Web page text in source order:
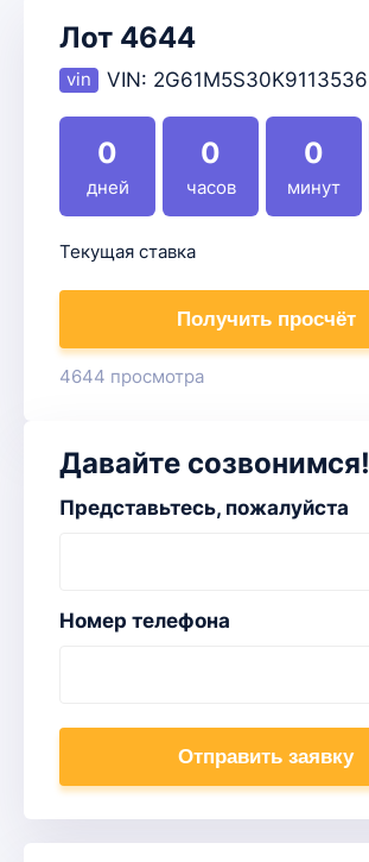
Лот 4644
VIN: 2G61M5S30K9113536
0
дней
0
часов
0
минут
Текущая ставка
Получить просчёт
4644 просмотра
Давайте созвонимся!
Представьтесь, пожалуйста
Номер телефона
Отправить заявку